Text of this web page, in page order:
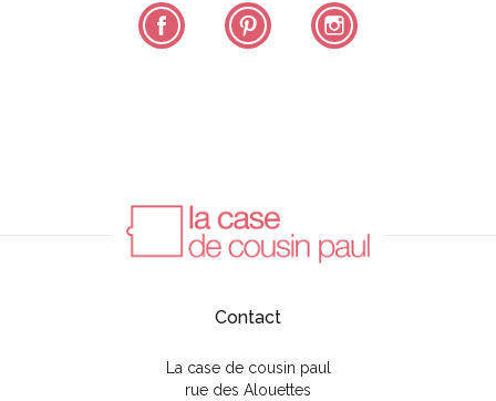
Facebook Pinterest
Contact
La case de cousin paul
rue des Alouettes